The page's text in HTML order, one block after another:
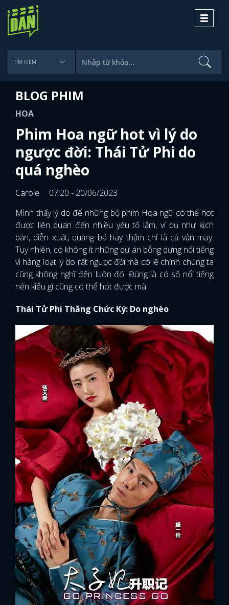
Toggle
BLOG PHIM
HOA
Phim Hoa ngữ hot vì lý do
ngược đời: Thái Tử Phi do
quá nghèo
Carole
07:20 - 20/06/2023
Mình thấy lý do để những bộ phim Hoa ngữ có thể hot
được liên quan đến nhiều yếu tố lắm, ví dụ như kịch
bản, diễn xuất, quảng bá hay thậm chí là cả vận may.
Tuy nhiên, có không ít những dự án bỗng dưng nổi tiếng
vì hàng loạt lý do rất ngược đời mà có lẽ chính chúng ta
cũng không nghĩ đến luôn đó. Đúng là có số nổi tiếng
nên kiểu gì cũng có thể hot được mà.
Thái Tử Phi Thăng Chức Ký: Do nghèo